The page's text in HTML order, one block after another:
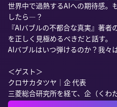
世界中で過熱するAIへの期待感。
したら—？
『AIバブルの不都合な真実』著
を正しく見極めるべきだと話す。
AIバブルはいつ弾けるのか？我々
＜ゲスト＞
クロサカタツヤ｜企 代表
三菱総合研究所を経て、企（くわ